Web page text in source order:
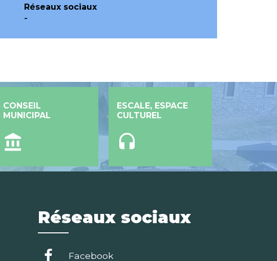
Réseaux sociaux
-
CONSEIL
MUNICIPAL
account_balance
ESCALE, ESPACE
CULTUREL
headset
Réseaux sociaux
Facebook